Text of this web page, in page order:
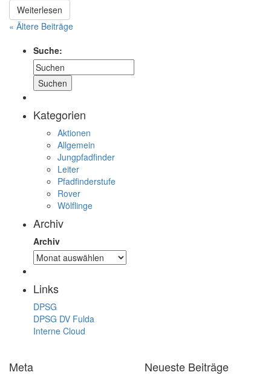
Weiterlesen
« Ältere Beiträge
Suche:
Kategorien
Aktionen
Allgemein
Jungpfadfinder
Leiter
Pfadfinderstufe
Rover
Wölflinge
Archiv
Archiv
Links
DPSG
DPSG DV Fulda
Interne Cloud
Meta Neueste Beiträge